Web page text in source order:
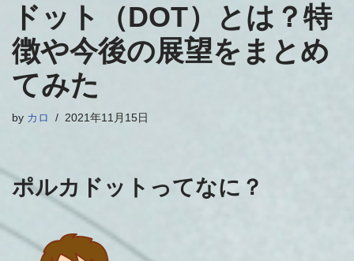
ドット（DOT）とは？特
徴や今後の展望をまとめ
てみた
by カロ 2021年11月15日
ポルカドットってなに？